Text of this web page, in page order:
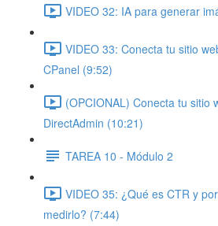
VIDEO 32: IA para generar
VIDEO 33: Conecta tu sitio
CPanel (9:52)
(OPCIONAL) Conecta tu sitio
DirectAdmin (10:21)
TAREA 10 - Módulo 2
VIDEO 35: ¿Qué es CTR y
medirlo? (7:44)